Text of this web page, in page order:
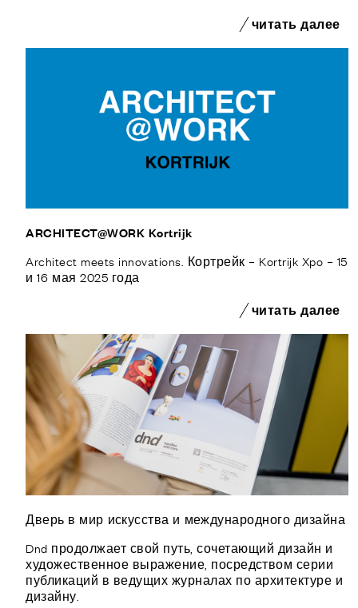
читать далее
ARCHITECT@WORK Kortrijk
Architect meets innovations. Кортрейк – Kortrijk Xpo – 15
и 16 мая 2025 года
читать далее
Дверь в мир искусства и международного дизайна
Dnd продолжает свой путь, сочетающий дизайн и
художественное выражение, посредством серии
публикаций в ведущих журналах по архитектуре и
дизайну.